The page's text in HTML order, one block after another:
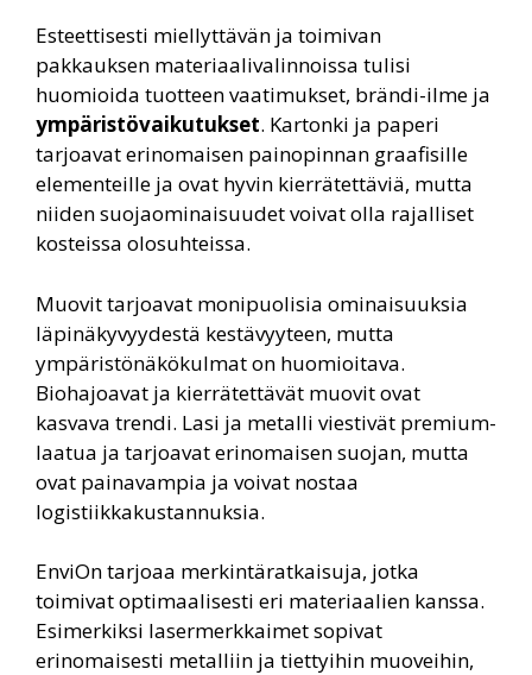
Esteettisesti miellyttävän ja toimivan
pakkauksen materiaalivalinnoissa tulisi
huomioida tuotteen vaatimukset, brändi-ilme ja
ympäristövaikutukset. Kartonki ja paperi
tarjoavat erinomaisen painopinnan graafisille
elementeille ja ovat hyvin kierrätettäviä, mutta
niiden suojaominaisuudet voivat olla rajalliset
kosteissa olosuhteissa.
Muovit tarjoavat monipuolisia ominaisuuksia
läpinäkyvyydestä kestävyyteen, mutta
ympäristönäkökulmat on huomioitava.
Biohajoavat ja kierrätettävät muovit ovat
kasvava trendi. Lasi ja metalli viestivät premium-
laatua ja tarjoavat erinomaisen suojan, mutta
ovat painavampia ja voivat nostaa
logistiikkakustannuksia.
EnviOn tarjoaa merkintäratkaisuja, jotka
toimivat optimaalisesti eri materiaalien kanssa.
Esimerkiksi lasermerkkaimet sopivat
erinomaisesti metalliin ja tiettyihin muoveihin,